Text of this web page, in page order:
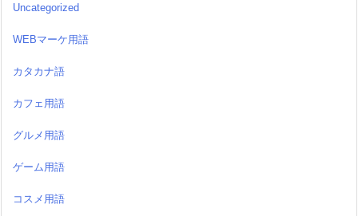
Uncategorized
WEBマーケ用語
カタカナ語
カフェ用語
グルメ用語
ゲーム用語
コスメ用語